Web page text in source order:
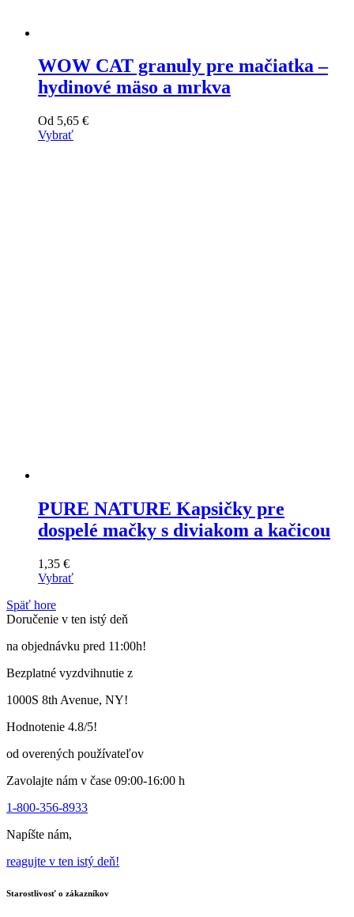
WOW CAT granuly pre mačiatka –
hydinové mäso a mrkva
Od 5,65 €
Vybrať
PURE NATURE Kapsičky pre
dospelé mačky s diviakom a kačicou
1,35 €
Vybrať
výrobok
má
variantov.
si
vybrať
stránke
produktu
Späť hore
Doručenie v ten istý deň
na objednávku pred 11:00h!
Bezplatné vyzdvihnutie z
1000S 8th Avenue, NY!
Hodnotenie 4.8/5!
od overených používateľov
Zavolajte nám v čase 09:00-16:00 h
1-800-356-8933
Napíšte nám,
reagujte v ten istý deň!
Starostlivosť o zákazníkov